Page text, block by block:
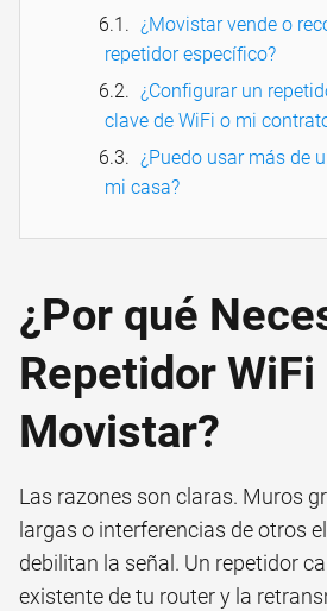
¿Movistar vende o
repetidor específico?
¿Configurar un
clave de WiFi o mi
¿Puedo usar más de
mi casa?
¿Por qué
Repetidor WiFi
Movistar?
Las razones son claras. Muros
largas o interferencias de otros
debilitan la señal. Un repetidor
existente de tu router y la